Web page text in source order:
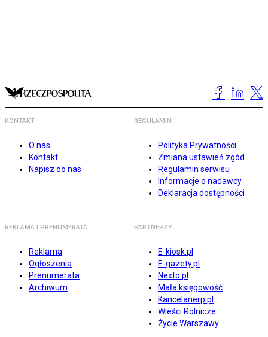
KONTAKT
O nas
Kontakt
Napisz do nas
REGULAMIN
Polityka Prywatności
Zmiana ustawień zgód
Regulamin serwisu
Informacje o nadawcy
Deklaracja dostępności
REKLAMA I PRENUMERATA
Reklama
Ogłoszenia
Prenumerata
Archiwum
PARTNERZY
E-kiosk.pl
E-gazety.pl
Nexto.pl
Mała księgowość
Kancelarierp.pl
Wieści Rolnicze
Życie Warszawy